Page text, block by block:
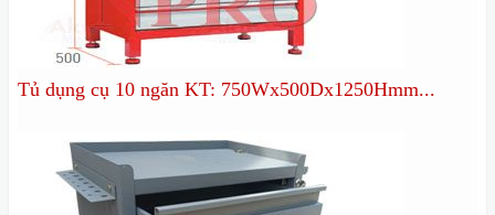
Tủ dụng cụ 10 ngăn KT: 750Wx500Dx1250Hmm...